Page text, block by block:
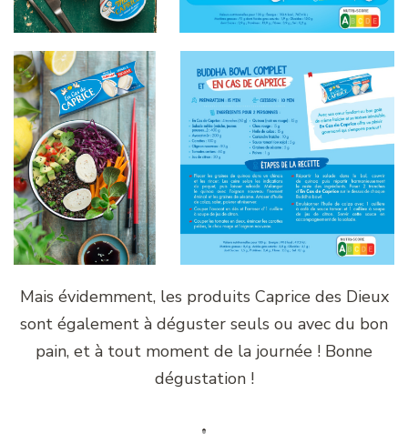
Mais évidemment, les produits Caprice des Dieux
sont également à déguster seuls ou avec du bon
pain, et à tout moment de la journée ! Bonne
dégustation !